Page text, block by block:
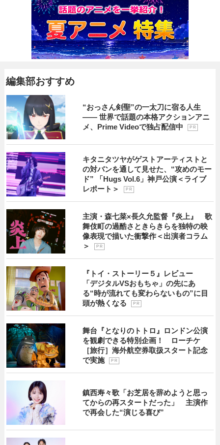
編集部おすすめ
“おっさん剣聖”の一太刀に宿る人生
―― 世界で話題の本格アクションアニ
メ、Prime Videoで独占配信中
P R
キタニタツヤがゲストアーティストと
の対バンを通して見せた、“攻めのモー
ド” 「Hugs Vol.6」神戸公演＜ライブ
レポート＞
P R
主演・森七菜×長久允監督『炎上』 歌
舞伎町の過酷さときらきらを独特の映
像表現で描いた衝撃作＜出演者コラム
＞
P R
『トイ・ストーリー５』レビュー
「デジタルVSおもちゃ」の先にあ
る“時が流れても変わらないもの”に目
頭が熱くなる
P R
舞台『となりのトトロ』ロンドン公演
を観劇できる特別企画！ ローチケ
［旅行］海外航空券取扱スタート記念
で実施
P R
鎮西寿々歌「お芝居を辞めようと思っ
てからの再スタートだった」 主演作
で再会した“演じる喜び”